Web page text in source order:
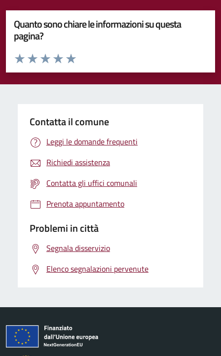
Quanto sono chiare le informazioni su questa
pagina?
Valuta da 1 a 5 stelle la pagina
Valuta 5 stelle su 5
Valuta 4 stelle su 5
Valuta 3 stelle su 5
Valuta 2 stelle su 5
Valuta 1 stelle su 5
Contatta il comune
Leggi le domande frequenti
Richiedi assistenza
Contatta gli uffici comunali
Prenota appuntamento
Problemi in città
Segnala disservizio
Elenco segnalazioni pervenute